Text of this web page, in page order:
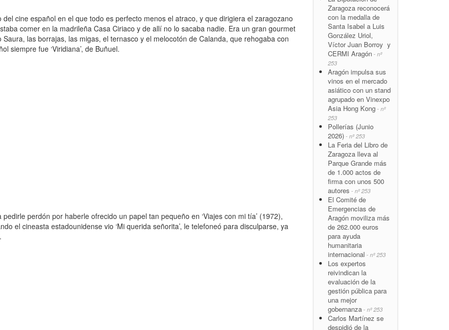
del cine español en el que todo es perfecto menos el atraco, y que dirigiera el zaragozano
comer en la madrileña Casa Ciriaco y de allí no lo sacaba nadie. Era un gran gourmet
las borrajas, las migas, el ternasco y el melocotón de Calanda, que rehogaba con
siempre fue ‘Viridiana’, de Buñuel.
perdón por haberle ofrecido un papel tan pequeño en ‘Viajes con mi tía’ (1972),
el cineasta estadounidense vio ‘Mi querida señorita’, le telefoneó para disculparse, ya
Zaragoza reconocerá
con la medalla de
Santa Isabel a Luis
González Uriol,
Víctor Juan Borroy y
CERMI Aragón - nº
253
Aragón impulsa sus
vinos en el mercado
asiático con un stand
agrupado en Vinexpo
Asia Hong Kong - nº
253
Pollerías (Junio
2026) - nº 253
La Feria del Libro de
Zaragoza lleva al
Parque Grande más
de 1.000 actos de
firma con unos 500
autores - nº 253
El Comité de
Emergencias de
Aragón moviliza más
de 262.000 euros
para ayuda
humanitaria
internacional - nº 253
Los expertos
reivindican la
evaluación de la
gestión pública para
una mejor
gobernanza - nº 253
Carlos Martínez se
despidió de la